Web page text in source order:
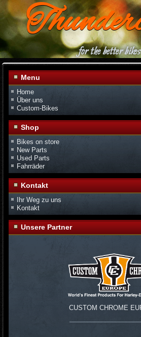
for the better
Menu
Home
Über uns
Custom-Bikes
Shop
Bikes on store
New Parts
Used Parts
Fahrräder
Kontakt
Ihr Weg zu uns
Kontakt
Unsere Partner
CUSTOM CHROME